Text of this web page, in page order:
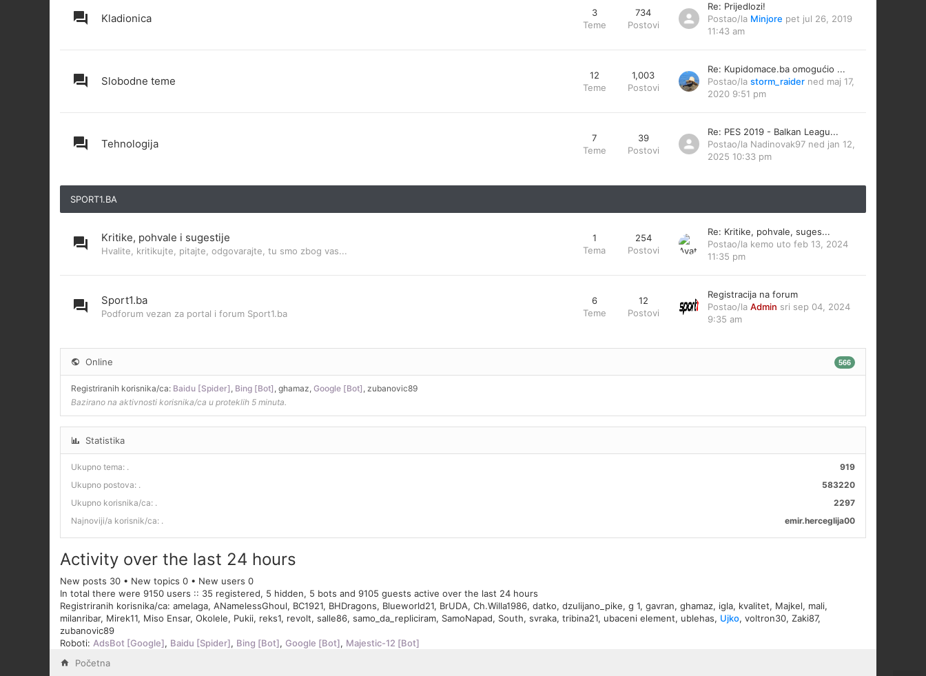
Kladionica
3
Teme
734
Postovi
Re: Prijedlozi!
Postao/la Minjore pet jul 26, 2019
11:43 am
Slobodne teme
12
Teme
1,003
Postovi
Re: Kupidomace.ba omogućio ...
Postao/la storm_raider ned maj 17,
2020 9:51 pm
Tehnologija
7
Teme
39
Postovi
Re: PES 2019 - Balkan Leagu...
Postao/la Nadinovak97 ned jan 12,
2025 10:33 pm
SPORT1.BA
Kritike, pohvale i sugestije
Hvalite, kritikujte, pitajte, odgovarajte, tu smo zbog vas...
1
Tema
254
Postovi
Re: Kritike, pohvale, suges...
Postao/la kemo uto feb 13, 2024
11:35 pm
Sport1.ba
Podforum vezan za portal i forum Sport1.ba
6
Teme
12
Postovi
Registracija na forum
Postao/la Admin sri sep 04, 2024
9:35 am
Online 566
Registriranih korisnika/ca: Baidu [Spider] , Bing [Bot] , ghamaz, Google [Bot] , zubanovic89
Bazirano na aktivnosti korisnika/ca u proteklih 5 minuta.
Statistika
Ukupno tema: 919
.
Ukupno postova:
583220
.
Ukupno korisnika/ca:
2297
.
Najnoviji/a korisnik/ca:
emir.herceglija00
.
Activity over the last 24 hours
New posts 30 • New topics 0 • New users 0
In total there were 9150 users :: 35 registered, 5 hidden, 5 bots and 9105 guests active over the last 24 hours
Registriranih korisnika/ca: amelaga, ANamelessGhoul, BC1921, BHDragons, Blueworld21, BrUDA, Ch.Willa1986, datko, dzulijano_pike, g 1, gavran, ghamaz, igla, kvalitet, Majkel, mali,
milanribar, Mirek11, Miso Ensar, Okolele, Pukii, reks1, revolt, salle86, samo_da_repliciram, SamoNapad, South, svraka, tribina21, ubaceni element, ublehas, Ujko, voltron30, Zaki87,
zubanovic89
Roboti: AdsBot [Google], Baidu [Spider], Bing [Bot], Google [Bot], Majestic-12 [Bot]
Početna